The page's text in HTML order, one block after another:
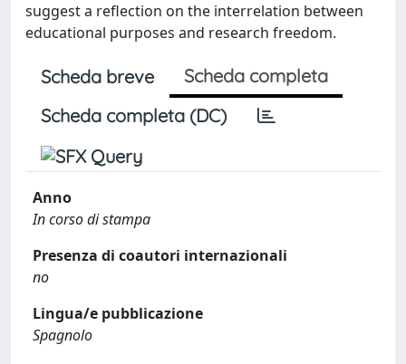
suggest a reflection on the interrelation between
educational purposes and research freedom.
Scheda breve
Scheda completa
Scheda completa (DC)
Anno
In corso di stampa
Presenza di coautori internazionali
no
Lingua/e pubblicazione
Spagnolo